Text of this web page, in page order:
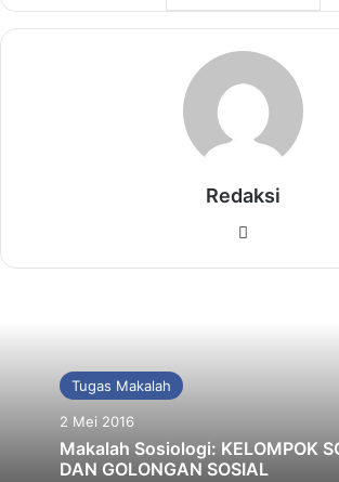
Redaksi
Tugas Makalah
2 Mei 2016
Makalah Sosiologi: KELOMPOK
DAN GOLONGAN SOSIAL